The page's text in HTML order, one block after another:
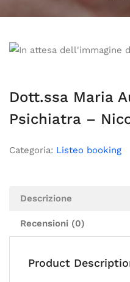
Dott.ssa Maria
Psichiatra –
Categoria: Listeo booking
Descrizione
Recensioni (0)
Product